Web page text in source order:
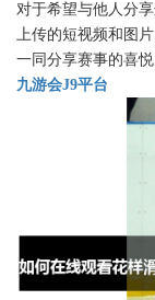
对于希望与他人分
上传的短视频和图
一同分享赛事的喜悦
九游会J9平台